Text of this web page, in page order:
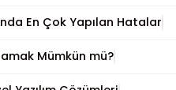
En Çok Yapılan Hatalar
Mümkün mü?